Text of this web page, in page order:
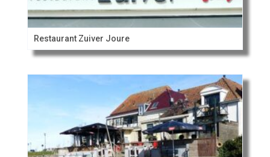
Restaurant Zuiver Joure